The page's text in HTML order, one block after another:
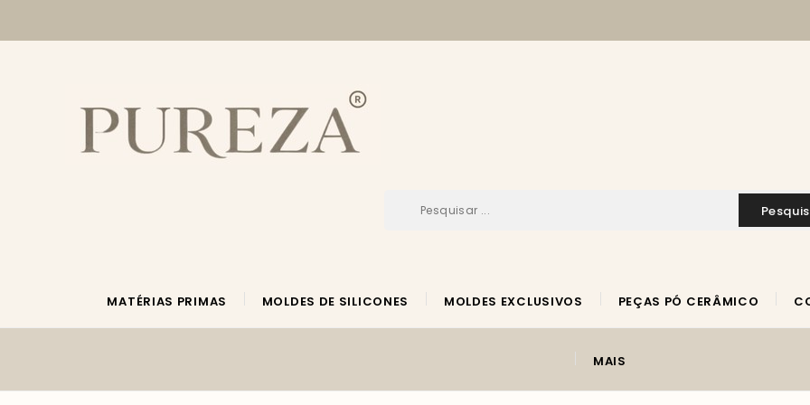
MATÉRIAS PRIMAS MOLDES DE SILICONES MOLDES EXCLUSIVOS PEÇAS PÓ CERÂMICO
MAIS